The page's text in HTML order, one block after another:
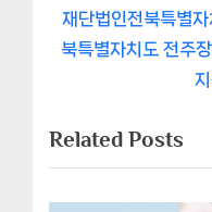
비
션
v
i
s
P
o
N
e
P
o
s
재단법인전북특별
북특별자치도 전주
Related Posts